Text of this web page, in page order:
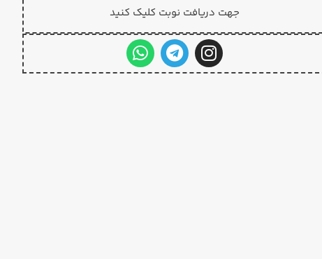
جهت دریافت نوبت کلیک کنید